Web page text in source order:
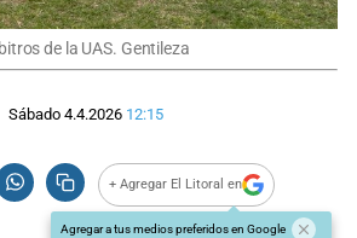
de la UAS. Gentileza
Sábado 4.4.2026 12:15
+ Agregar El Litoral en
Agregar a tus medios preferidos en Google